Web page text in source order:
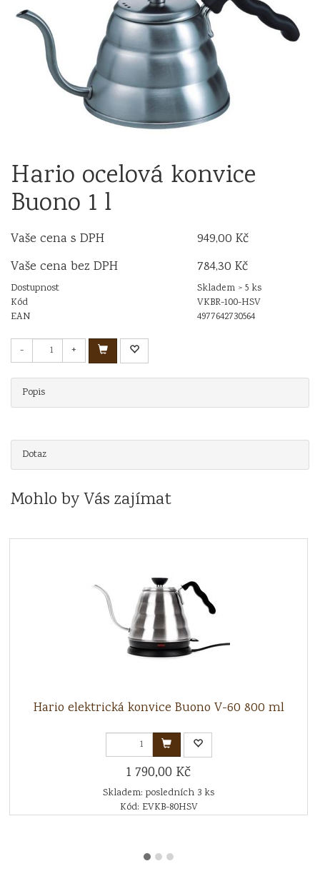
Hario ocelová konvice
Buono 1 l
Vaše cena s DPH
949,00 Kč
Vaše cena bez DPH
784,30 Kč
Dostupnost
Skladem > 5 ks
Kód
VKBR-100-HSV
EAN
4977642730564
- +
Popis
Dotaz
Mohlo by Vás zajímat
Hario elektrická konvice Buono V-60 800 ml
1 790,00 Kč
Skladem: posledních 3 ks
Kód: EVKB-80HSV